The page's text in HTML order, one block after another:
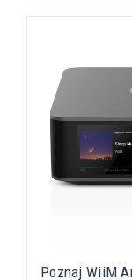
Poznaj WiiM